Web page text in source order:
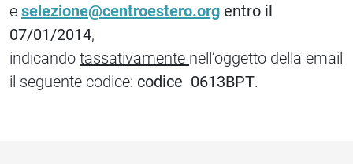
e selezione@centroestero.org entro il
07/01/2014,
indicando tassativamente nell’oggetto della email
il seguente codice: codice 0613BPT.